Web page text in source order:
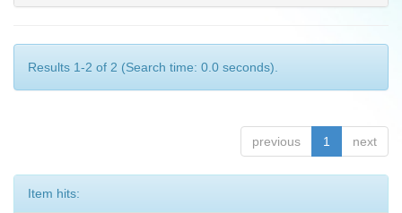
Results 1-2 of 2 (Search time: 0.0 seconds).
previous 1 next
Item hits: